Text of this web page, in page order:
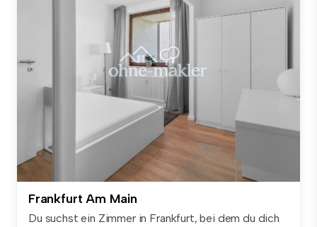
Frankfurt Am Main
Du suchst ein Zimmer in Frankfurt, bei dem du dich